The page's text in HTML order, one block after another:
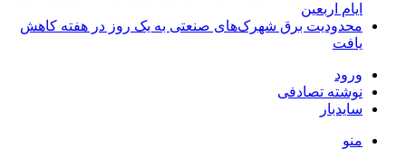
ایام اربعین
محدودیت برق شهرک‌های صنعتی به یک روز در هفته کاهش
یافت
ورود
نوشته تصادفی
سایدبار
منو